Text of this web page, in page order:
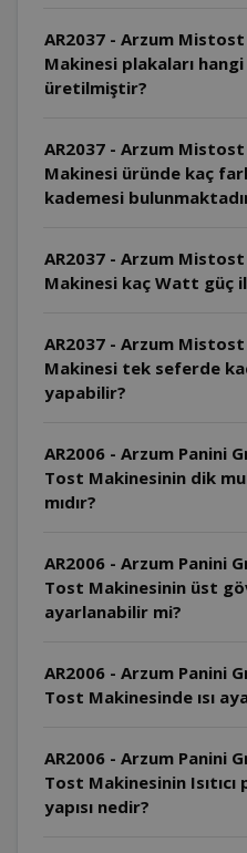
AR2037 - Arzum
Makinesi plakaları
üretilmiştir?
AR2037 - Arzum
Makinesi üründe kaç
kademesi
AR2037 - Arzum
Makinesi kaç Watt güç
AR2037 - Arzum
Makinesi tek seferde
yapabilir?
AR2006 - Arzum Panini
Tost Makinesinin dik
mıdır?
AR2006 - Arzum Panini
Tost Makinesinin üst
ayarlanabilir mi?
AR2006 - Arzum Panini
Tost Makinesinde ısı
AR2006 - Arzum Panini
Tost Makinesinin Isıtıcı
yapısı nedir?